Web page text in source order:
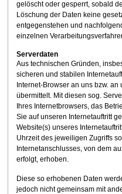
gelöscht oder gesperrt, sobald
Löschung der Daten keine
entgegenstehen und
einzelnen
Serverdaten
Aus technischen Gründen,
sicheren und stabilen
Internet-Browser an uns bzw.
übermittelt. Mit diesen sog.
Ihres Internetbrowsers, das
Sie auf unseren Internetauftritt
Website(s) unseres
Uhrzeit des jeweiligen Zugriffs
Internetanschlusses, von dem
erfolgt, erhoben.
Diese so erhobenen Daten
jedoch nicht gemeinsam mit